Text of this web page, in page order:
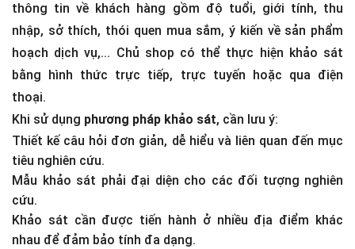
thông tin về khách hàng gồm độ tuổi, giới tính, thu
nhập, sở thích, thói quen mua sắm, ý kiến về sản phẩm
hoạch dịch vụ,... Chủ shop có thể thực hiện khảo sát
bằng hình thức trực tiếp, trực tuyến hoặc qua điện
thoại.
Khi sử dụng phương pháp khảo sát, cần lưu ý:
Thiết kế câu hỏi đơn giản, dễ hiểu và liên quan đến mục
tiêu nghiên cứu.
Mẫu khảo sát phải đại diện cho các đối tượng nghiên
cứu.
Khảo sát cần được tiến hành ở nhiều địa điểm khác
nhau để đảm bảo tính đa dạng.